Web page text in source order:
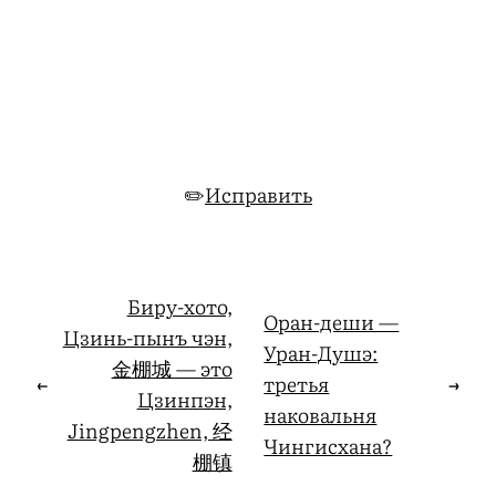
✏️Исправить
←
Биру-хото,
Цзинь-пынъ чэн,
金棚城 — это
Цзинпэн,
Jingpengzhen, 经
棚镇
Оран-деши —
Уран-Душэ:
третья
наковальня
Чингисхана?
→